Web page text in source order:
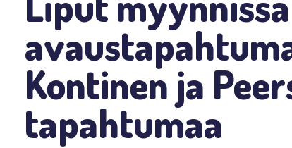
Kontinen ja
tapahtumaa